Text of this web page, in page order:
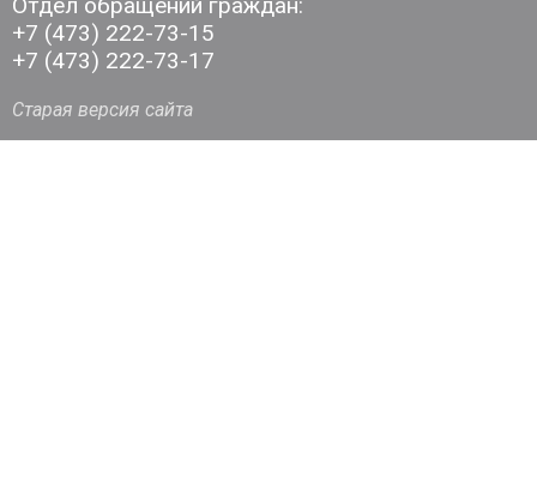
Отдел обращений граждан:
+7 (473) 222-73-15
+7 (473) 222-73-17
Старая версия сайта